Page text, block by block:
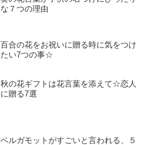
な７つの理由
百合の花をお祝いに贈る時に気をつけ
たい7つの事☆
秋の花ギフトは花言葉を添えて☆恋人
に贈る7選
ベルガモットがすごいと言われる、５